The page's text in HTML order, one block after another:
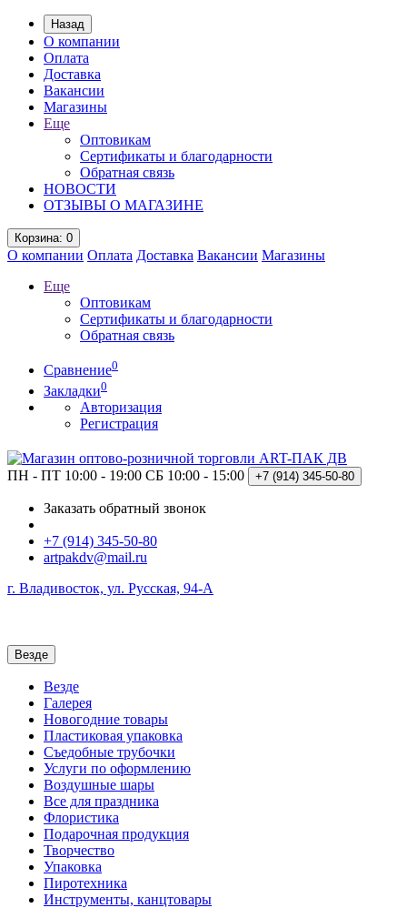
Назад
О компании
Оплата
Доставка
Вакансии
Магазины
Еще
Оптовикам
Сертификаты и благодарности
Обратная связь
НОВОСТИ
ОТЗЫВЫ О МАГАЗИНЕ
Корзина: 0
О компании Оплата Доставка Вакансии Магазины
Еще
Оптовикам
Сертификаты и благодарности
Обратная связь
Сравнение0
Закладки0
Авторизация
Регистрация
ПН - ПТ 10:00 - 19:00 СБ 10:00 - 15:00 +7 (914) 345-50-80
Заказать обратный звонок
+7 (914) 345-50-80
artpakdv@mail.ru
г. Владивосток, ул. Русская, 94-А
Везде
Везде
Галерея
Новогодние товары
Пластиковая упаковка
Съедобные трубочки
Услуги по оформлению
Воздушные шары
Все для праздника
Флористика
Подарочная продукция
Творчество
Упаковка
Пиротехника
Инструменты, канцтовары